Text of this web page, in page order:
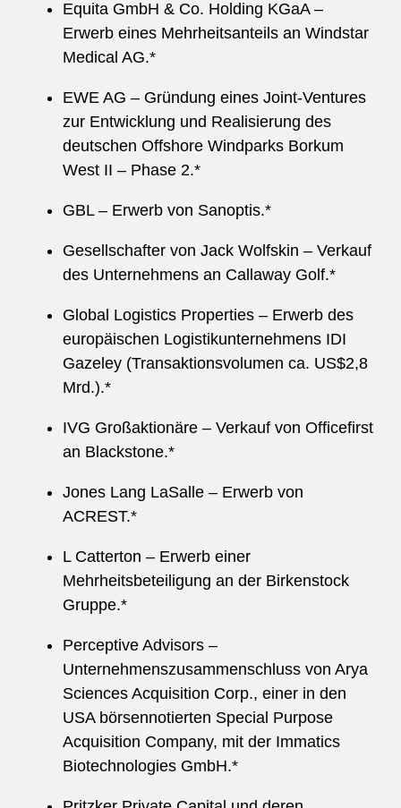
Equita GmbH & Co. Holding KGaA –
Erwerb eines Mehrheitsanteils an Windstar
Medical AG.*
EWE AG – Gründung eines Joint-Ventures
zur Entwicklung und Realisierung des
deutschen Offshore Windparks Borkum
West II – Phase 2.*
GBL – Erwerb von Sanoptis.*
Gesellschafter von Jack Wolfskin – Verkauf
des Unternehmens an Callaway Golf.*
Global Logistics Properties – Erwerb des
europäischen Logistikunternehmens IDI
Gazeley (Transaktionsvolumen ca. US$2,8
Mrd.).*
IVG Großaktionäre – Verkauf von Officefirst
an Blackstone.*
Jones Lang LaSalle – Erwerb von
ACREST.*
L Catterton – Erwerb einer
Mehrheitsbeteiligung an der Birkenstock
Gruppe.*
Perceptive Advisors –
Unternehmenszusammenschluss von Arya
Sciences Acquisition Corp., einer in den
USA börsennotierten Special Purpose
Acquisition Company, mit der Immatics
Biotechnologies GmbH.*